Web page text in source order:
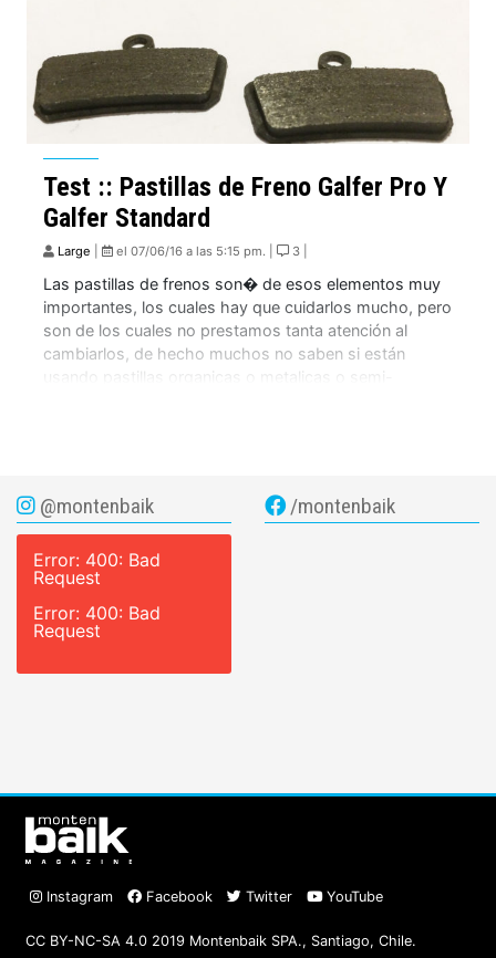
Test :: Pastillas de Freno Galfer Pro Y
Galfer Standard
Large el 07/06/16 a las 5:15 pm. | 3 |
Las pastillas de frenos son� de esos elementos muy
importantes, los cuales hay que cuidarlos mucho, pero
son de los cuales no prestamos tanta atención al
cambiarlos, de hecho muchos no saben si están
usando pastillas organicas o metalicas o semi-
@montenbaik
Error: 400: Bad
Request
Error: 400: Bad
Request
/montenbaik
Instagram Facebook Twitter YouTube
CC BY-NC-SA 4.0 2019 Montenbaik SPA., Santiago, Chile.